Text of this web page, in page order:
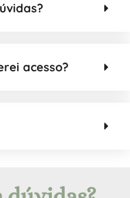
acesso?